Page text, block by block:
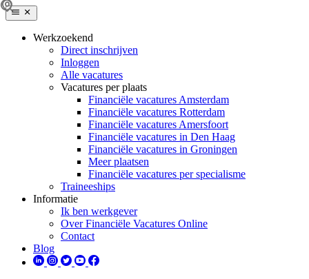
Werkzoekend
Direct inschrijven
Inloggen
Alle vacatures
Vacatures per plaats
Financiële vacatures Amsterdam
Financiële vacatures Rotterdam
Financiële vacatures Amersfoort
Financiële vacatures in Den Haag
Financiële vacatures in Groningen
Meer plaatsen
Financiële vacatures per specialisme
Traineeships
Informatie
Ik ben werkgever
Over Financiële Vacatures Online
Contact
Blog